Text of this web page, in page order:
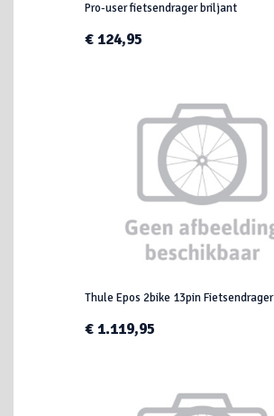
Pro-user fietsendrager briljant
€ 124,95
Thule Epos 2bike 13pin Fietsendrager
€ 1.119,95